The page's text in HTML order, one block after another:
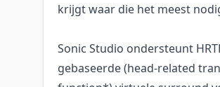
krijgt waar die het meest
Sonic Studio ondersteunt
gebaseerde (head-related